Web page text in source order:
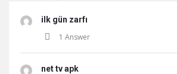
ilk gün zarfı
1 Answer
net tv apk